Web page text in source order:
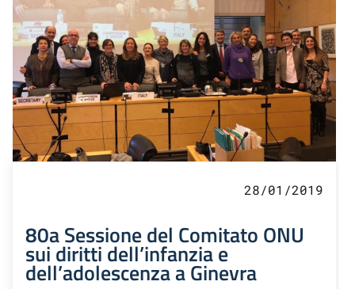
28/01/2019
80a Sessione del Comitato ONU
sui diritti dell’infanzia e
dell’adolescenza a Ginevra